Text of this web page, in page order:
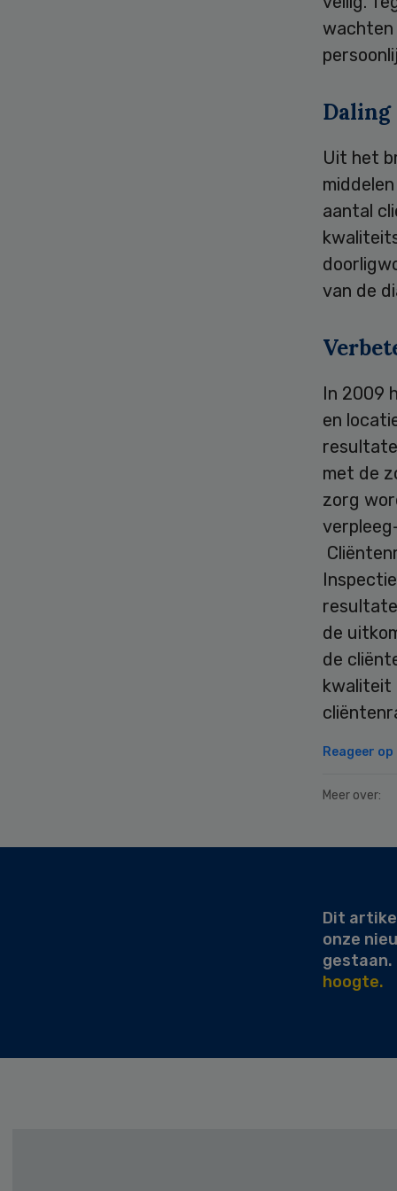
wachten
Daling
Uit het
aantal
van de
In 2009
en
met de
zorg
de
de
kwaliteit
Reageer
Meer over:
Secondary
Dit
onze
gestaan.
hoogte.